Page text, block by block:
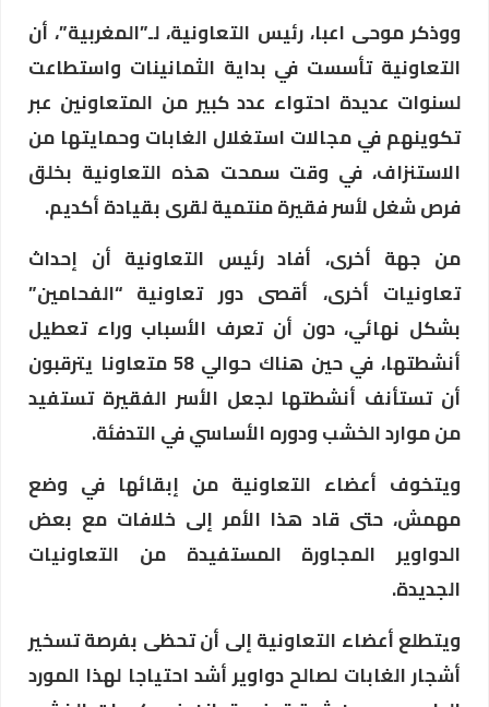
ووذكر موحى اعبا، رئيس التعاونية، لـ”المغربية”، أن
التعاونية تأسست في بداية الثمانينات واستطاعت
لسنوات عديدة احتواء عدد كبير من المتعاونين عبر
تكوينهم في مجالات استغلال الغابات وحمايتها من
الاستنزاف، في وقت سمحت هذه التعاونية بخلق
فرص شغل لأسر فقيرة منتمية لقرى بقيادة أكديم.
من جهة أخرى، أفاد رئيس التعاونية أن إحداث
تعاونيات أخرى، أقصى دور تعاونية “الفحامين”
بشكل نهائي، دون أن تعرف الأسباب وراء تعطيل
أنشطتها، في حين هناك حوالي 58 متعاونا يترقبون
أن تستأنف أنشطتها لجعل الأسر الفقيرة تستفيد
من موارد الخشب ودوره الأساسي في التدفئة.
ويتخوف أعضاء التعاونية من إبقائها في وضع
مهمش، حتى قاد هذا الأمر إلى خلافات مع بعض
الدواوير المجاورة المستفيدة من التعاونيات
الجديدة.
ويتطلع أعضاء التعاونية إلى أن تحظى بفرصة تسخير
أشجار الغابات لصالح دواوير أشد احتياجا لهذا المورد